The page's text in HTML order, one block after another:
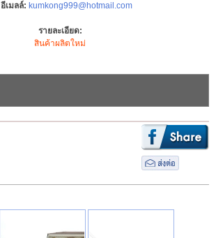
อีเมลล์: kumkong999@hotmail.com
รายละเอียด:
สินค้าผลิตใหม่